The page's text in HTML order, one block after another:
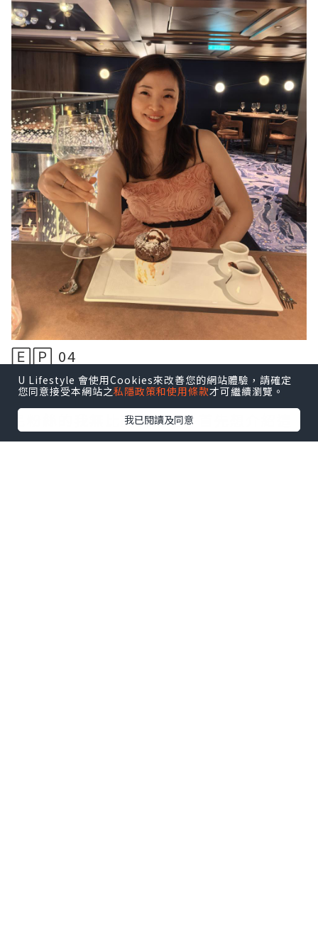
🄴🄿 04
᪥在迪士尼郵輪中的餐飲很豐富,最大特色
當然是每間餐廳也有主題食品，沉迷迪士
尼粉絲的我無比高興興奮，首先想介紹這
間自費餐廳Palo Trattoria。
U Lifestyle 會使用Cookies來改善您的網站體驗，請確定
您同意接受本網站之私隱政策和使用條款才可繼續瀏覽。
我已閱讀及同意